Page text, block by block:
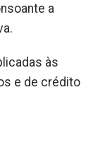
a
às
e de crédito